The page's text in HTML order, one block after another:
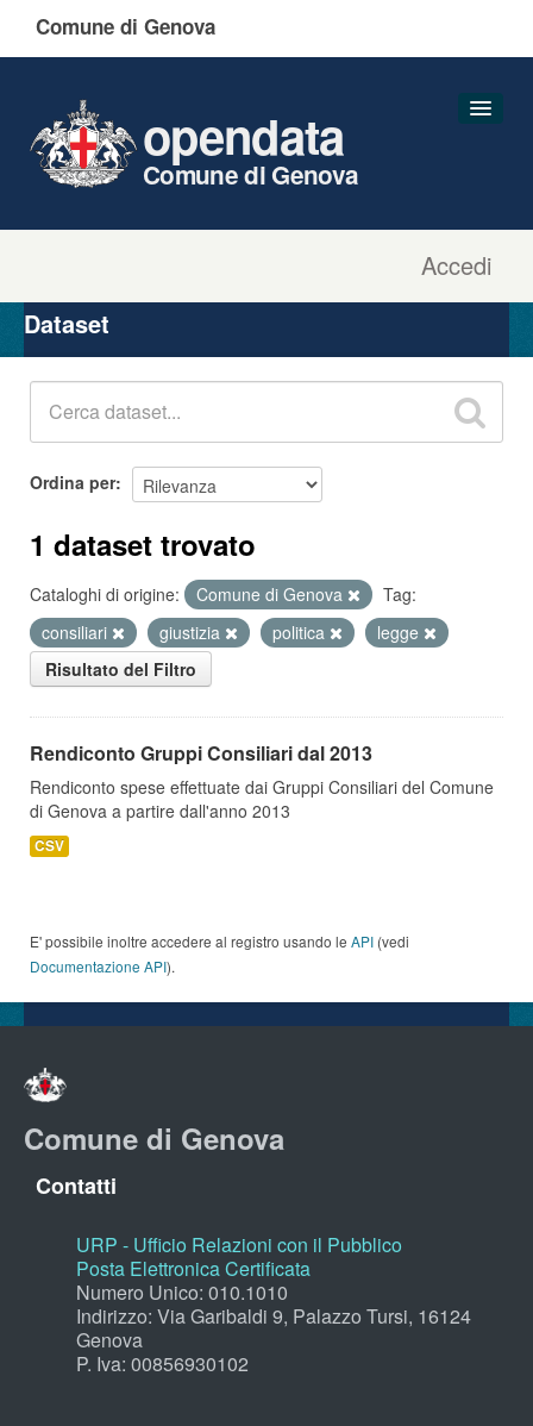
Comune di Genova
Accedi
opendata
Comune di Genova
Organizzazioni
Gruppi
Dataset
Ordina per
1 dataset trovato
Cataloghi di origine: Comune di Genova
Tag:
consiliari
giustizia politica
legge
Risultato del Filtro
Rendiconto Gruppi Consiliari dal 2013
Rendiconto spese effettuate dai Gruppi Consiliari del Comune
di Genova a partire dall'anno 2013
CSV
E' possibile inoltre accedere al registro usando le API (vedi
Documentazione API).
Comune di Genova
Contatti
URP - Ufficio Relazioni con il Pubblico
Posta Elettronica Certificata
Numero Unico: 010.1010
Indirizzo: Via Garibaldi 9, Palazzo Tursi, 16124
Genova
P. Iva: 00856930102